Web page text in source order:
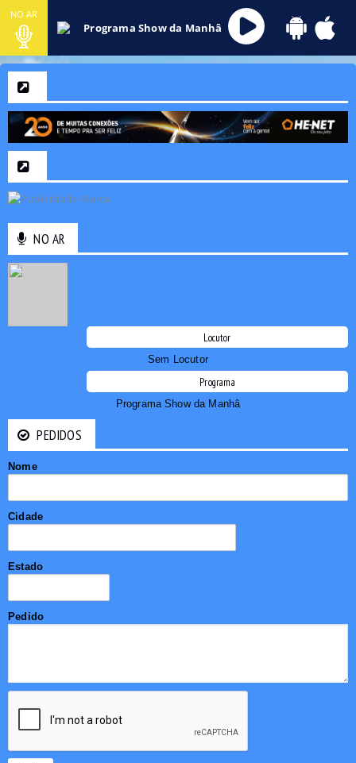
NO AR
Programa Show da Manhâ
NO AR
Locutor
Sem Locutor
Programa
Programa Show da Manhâ
PEDIDOS
Nome
Cidade
Estado
Pedido